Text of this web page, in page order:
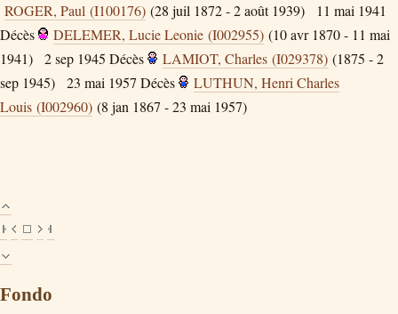
ROGER, Paul (I100176) (28 juil 1872 - 2 août 1939)
11 mai 1941
Décès
DELEMER, Lucie Leonie (I002955) (10 avr 1870 - 11 mai
1941)
2 sep 1945 Décès LAMIOT, Charles (I029378) (1875 - 2
sep 1945)
23 mai 1957 Décès
LUTHUN, Henri Charles
Louis (I002960) (8 jan 1867 - 23 mai 1957)
Fondo